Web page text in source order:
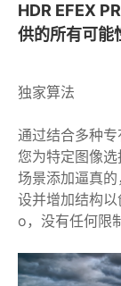
HDR EFEX
供的所有可能
独家算法
通过结合多种
您为特定图像
场景添加逼真
设并增加结构
o，没有任何限